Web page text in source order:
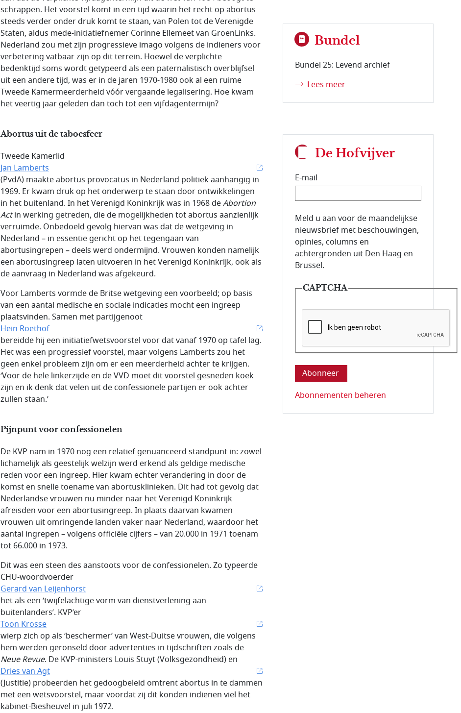
schrappen. Het voorstel komt in een tijd waarin het recht op abortus
steeds verder onder druk komt te staan, van Polen tot de Verenigde
Staten, aldus mede-initiatiefnemer Corinne Ellemeet van GroenLinks.
Nederland zou met zijn progressieve imago volgens de indieners voor
verbetering vatbaar zijn op dit terrein. Hoewel de verplichte
bedenktijd soms wordt getypeerd als een paternalistisch overblijfsel
uit een andere tijd, was er in de jaren 1970-1980 ook al een ruime
Tweede Kamermeerderheid vóór vergaande legalisering. Hoe kwam
het veertig jaar geleden dan toch tot een vijfdagentermijn?
Abortus uit de taboesfeer
Tweede Kamerlid
Jan Lamberts
(PvdA) maakte abortus provocatus in Nederland politiek aanhangig in
1969. Er kwam druk op het onderwerp te staan door ontwikkelingen
in het buitenland. In het Verenigd Koninkrijk was in 1968 deAbortion
Actin werking getreden, die de mogelijkheden tot abortus aanzienlijk
verruimde. Onbedoeld gevolg hiervan was dat de wetgeving in
Nederland – in essentie gericht op het tegengaan van
abortusingrepen – deels werd ondermijnd. Vrouwen konden namelijk
een abortusingreep laten uitvoeren in het Verenigd Koninkrijk, ook als
de aanvraag in Nederland was afgekeurd.
Voor Lamberts vormde de Britse wetgeving een voorbeeld; op basis
van een aantal medische en sociale indicaties mocht een ingreep
plaatsvinden. Samen met partijgenoot
Hein Roethof
bereidde hij een initiatiefwetsvoorstel voor dat vanaf 1970 op tafel lag.
Het was een progressief voorstel, maar volgens Lamberts zou het
geen enkel probleem zijn om er een meerderheid achter te krijgen.
‘Voor de hele linkerzijde en de VVD moet dit voorstel gesneden koek
zijn en ik denk dat velen uit de confessionele partijen er ook achter
zullen staan.’
Pijnpunt voor confessionelen
De KVP nam in 1970 nog een relatief genuanceerd standpunt in: zowel
lichamelijk als geestelijk welzijn werd erkend als geldige medische
reden voor een ingreep. Hier kwam echter verandering in door de
komst en snelle toename van abortusklinieken. Dit had tot gevolg dat
Nederlandse vrouwen nu minder naar het Verenigd Koninkrijk
afreisden voor een abortusingreep. In plaats daarvan kwamen
vrouwen uit omringende landen vaker naar Nederland, waardoor het
aantal ingrepen – volgens officiële cijfers – van 20.000 in 1971 toenam
tot 66.000 in 1973.
Dit was een steen des aanstoots voor de confessionelen. Zo typeerde
CHU-woordvoerder
Gerard van Leijenhorst
het als een ‘twijfelachtige vorm van dienstverlening aan
buitenlanders’. KVP’er
Toon Krosse
wierp zich op als ‘beschermer’ van West-Duitse vrouwen, die volgens
hem werden geronseld door advertenties in tijdschriften zoals de
Neue Revue. De KVP-ministers Louis Stuyt (Volksgezondheid) en
Dries van Agt
(Justitie) probeerden het gedoogbeleid omtrent abortus in te dammen
met een wetsvoorstel, maar voordat zij dit konden indienen viel het
kabinet-Biesheuvel in juli 1972.
Bundel
Bundel 25: Levend archief
Lees meer
De Hofvijver
E-mail
E-mailadres van de abonnee.
Meld u aan voor de maandelijkse
nieuwsbrief met beschouwingen,
opinies, columns en
achtergronden uit Den Haag en
Brussel.
CAPTCHA
Deze vraag is om te controleren dat u
Abonnementen beheren